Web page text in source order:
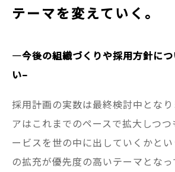
テーマを変えていく。
—今後の組織づくりや採用方針に
い–
採用計画の実数は最終検討中とな
アはこれまでのペースで拡大しつ
ービスを世の中に出していくかと
の拡充が優先度の高いテーマとな